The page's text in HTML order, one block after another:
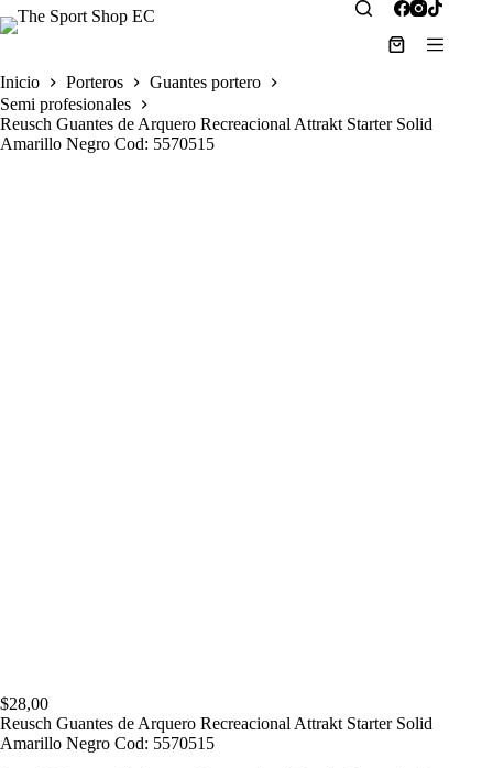
Saltar
al
Carro
Inicio Porteros
Guantes portero
Semi profesionales
Reusch Guantes de Arquero Recreacional Attrakt Starter Solid
Amarillo Negro Cod: 5570515
$28,00
Reusch Guantes de Arquero Recreacional Attrakt Starter Solid
Amarillo Negro Cod: 5570515